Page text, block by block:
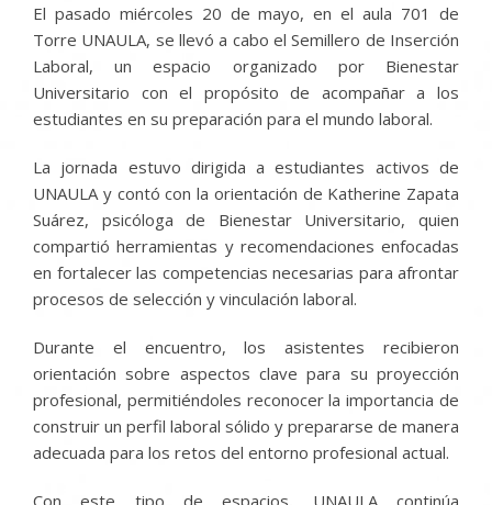
El pasado miércoles 20 de mayo, en el aula 701 de
Torre UNAULA, se llevó a cabo el Semillero de Inserción
Laboral, un espacio organizado por Bienestar
Universitario con el propósito de acompañar a los
estudiantes en su preparación para el mundo laboral.
La jornada estuvo dirigida a estudiantes activos de
UNAULA y contó con la orientación de Katherine Zapata
Suárez, psicóloga de Bienestar Universitario, quien
compartió herramientas y recomendaciones enfocadas
en fortalecer las competencias necesarias para afrontar
procesos de selección y vinculación laboral.
Durante el encuentro, los asistentes recibieron
orientación sobre aspectos clave para su proyección
profesional, permitiéndoles reconocer la importancia de
construir un perfil laboral sólido y prepararse de manera
adecuada para los retos del entorno profesional actual.
Con este tipo de espacios, UNAULA continúa